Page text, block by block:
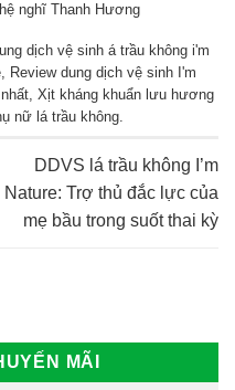
nghĩ Thanh Hương
dịch vệ sinh á trầu không i'm
Review dung dịch vệ sinh I'm
Xịt kháng khuẩn lưu hương
nữ lá trầu không
DDVS lá trầu không I’m
Nature: Trợ thủ đắc lực của
mẹ bầu trong suốt thai kỳ
MÃI